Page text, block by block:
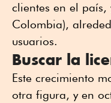
clientes en el país,
Colombia),
usuarios.
Buscar la
Este crecimiento
otra figura, y en